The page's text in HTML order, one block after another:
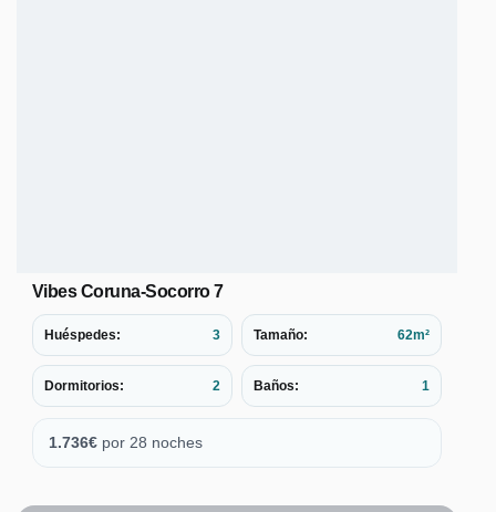
Vibes Coruna-Socorro 7
Huéspedes: 3 Tamaño: 62m²
Dormitorios: 2 Baños: 1
1.736€ por 28 noches